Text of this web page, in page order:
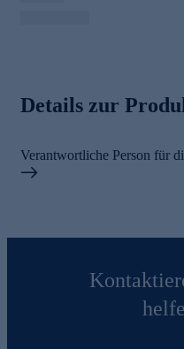
Details zur
Verantwortliche Person für